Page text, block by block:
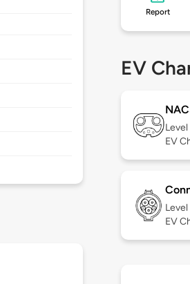
Report
EV
Level
EV
Level
EV